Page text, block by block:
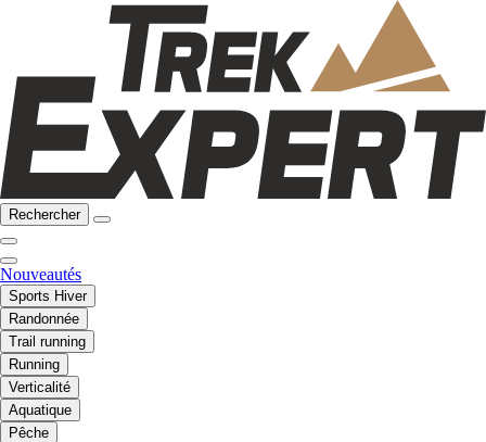
Rechercher
Nouveautés
Sports Hiver
Randonnée
Trail running
Running
Verticalité
Aquatique
Pêche